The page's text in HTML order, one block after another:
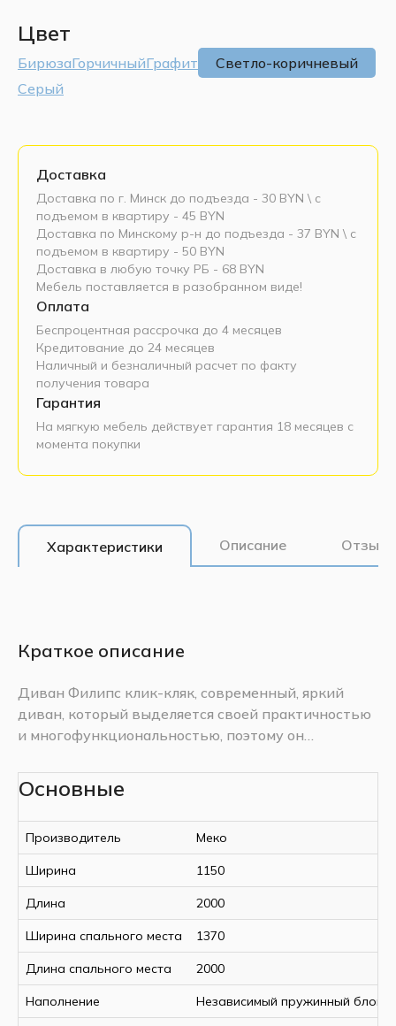
Цвет
БирюзаГорчичныйГрафит
Светло-коричневый
Серый
Доставка
Доставка по г. Минск до подъезда - 30 BYN \ c
подъемом в квартиру - 45 BYN
Доставка по Минскому р-н до подъезда - 37 BYN \ c
подъемом в квартиру - 50 BYN
Доставка в любую точку РБ - 68 BYN
Мебель поставляется в разобранном виде!
Оплата
Беспроцентная рассрочка до 4 месяцев
Кредитование до 24 месяцев
Наличный и безналичный расчет по факту
получения товара
Гарантия
На мягкую мебель действует гарантия 18 месяцев с
момента покупки
Характеристики Описание
Краткое описание
Диван Филипс клик-кляк, современный, яркий
диван, который выделяется своей практичностью
и многофункциональностью, поэтому он
покупателей.
Диван Филипс хорошо впишется в интерьер
вашей гостиной или спальни, где можно
отдохнуть после работы.
Диваны с механизмом трансформации клик-кляк
предусматривают возможность фиксации спинки
в трех положениях: вертикальное, горизонтальное
и наклонное., в закрытом положении на диване
клик-клак удобно сидеть, смотреть телевизор,
читать – положение «сидя», наклонное положение
спинки – положение «релакс» обеспечивает
максимальные комфорт и расслабление при
Основной
Nashville 04
Спецификация:
Основные
Производитель Меко
Ширина 1150
Длина 2000
Ширина спального места 1370
Длина спального места 2000
Наполнение Независимый пружинный блок